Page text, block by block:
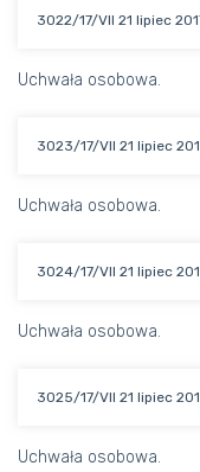
3022/17/VII 21 lipiec
Uchwała osobowa.
3023/17/VII 21 lipiec
Uchwała osobowa.
3024/17/VII 21 lipiec
Uchwała osobowa.
3025/17/VII 21 lipiec
Uchwała osobowa.